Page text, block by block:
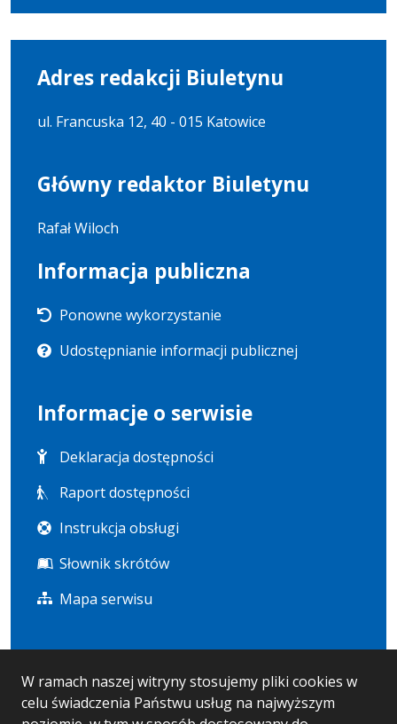
W ramach naszej witryny stosujemy pliki cookies w
celu świadczenia Państwu usług na najwyższym
Adres redakcji Biuletynu
ul. Francuska 12, 40 - 015 Katowice
Główny redaktor Biuletynu
Rafał Wiloch
Informacja publiczna
Ponowne wykorzystanie
Udostępnianie informacji publicznej
Informacje o serwisie
Deklaracja dostępności
Raport dostępności
Instrukcja obsługi
Słownik skrótów
Mapa serwisu
Statystyki oglądalności